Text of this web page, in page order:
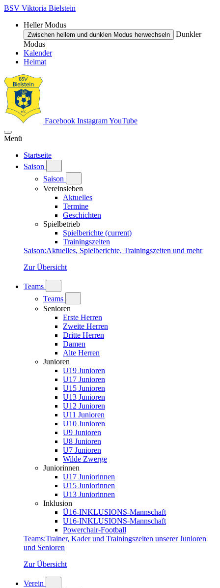
BSV Viktoria Bielstein
Heller Modus
Zwischen hellem und dunklen Modus herwechseln
Dunkler
Modus
Kalender
Heimat
Facebook InstagramYouTube
Menü
Startseite
Saison
Saison
Vereinsleben
Aktuelles
Termine
Geschichten
Spielbetrieb
Spielberichte (current)
Trainingszeiten
Saison:Aktuelles, Spielberichte, Trainingszeiten und mehr
Zur Übersicht
Teams
Teams
Senioren
Erste Herren
Zweite Herren
Dritte Herren
Damen
Alte Herren
Junioren
U19 Junioren
U17 Junioren
U15 Junioren
U13 Junioren
U12 Junioren
U11 Junioren
U10 Junioren
U9 Junioren
U8 Junioren
U7 Junioren
Wilde Zwerge
Juniorinnen
U17 Juniorinnen
U15 Juniorinnen
U13 Juniorinnen
Inklusion
Ü16-INKLUSIONS-Mannschaft
U16-INKLUSIONS-Mannschaft
Powerchair-Football
Teams:Trainer, Kader und Trainingszeiten unserer Junioren
und Senioren
Zur Übersicht
Verein